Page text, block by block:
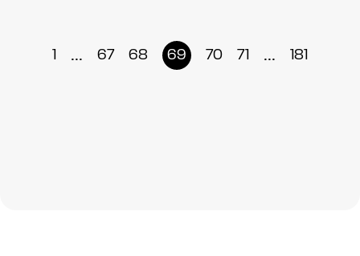
1 ... 67 68 69 70 71 ... 181